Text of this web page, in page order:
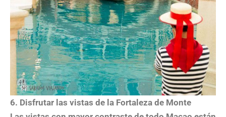
6. Disfrutar las vistas de la Fortaleza de Monte